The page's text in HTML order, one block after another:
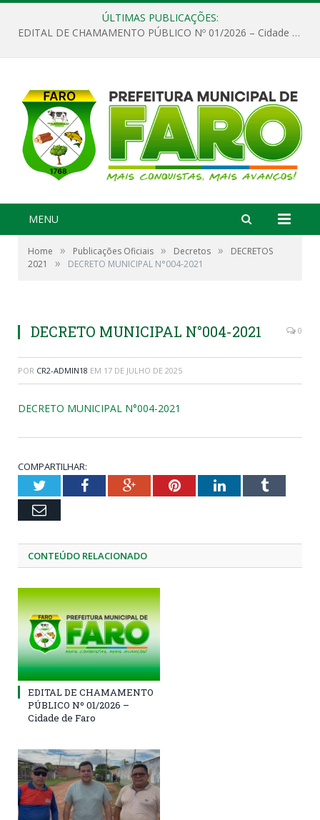
ÚLTIMAS PUBLICAÇÕES:
EDITAL DE CHAMAMENTO PÚBLICO Nº 01/2026 – Cidade de Faro
MENU
Home » Publicações Oficiais » Decretos »
DECRETOS
2021
» DECRETO MUNICIPAL N°004-2021
DECRETO MUNICIPAL N°004-2021 0
POR CR2-ADMIN18 EM 17 DE JULHO DE 2025
DECRETO MUNICIPAL N°004-2021
COMPARTILHAR:
TwitterFacebookGoogle+PinterestLinkedInTumblr
Email
CONTEÚDO RELACIONADO
EDITAL DE CHAMAMENTO
PÚBLICO Nº 01/2026 –
Cidade de Faro